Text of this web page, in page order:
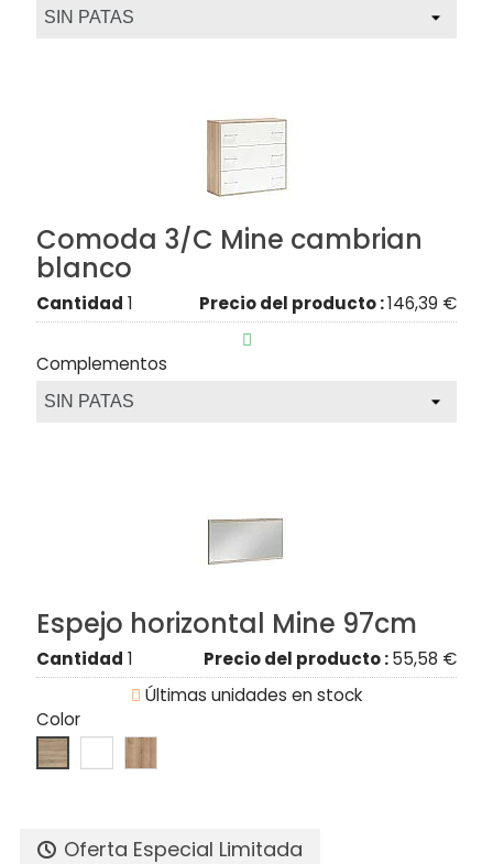
Comoda 3/C Mine cambrian
blanco
Cantidad 1 Precio del producto :146,39 €

Complementos
Espejo horizontal Mine 97cm
Cantidad 1 Precio del producto :55,58 €
 Últimas unidades en stock
Color
Oferta Especial Limitada